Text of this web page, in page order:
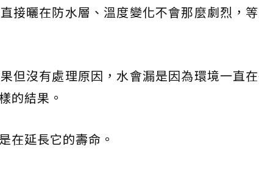
接曬在防水層、溫度變化不會那麼劇烈，
但沒有處理原因，水會漏是因為環境一直
的結果。
在延長它的壽命。